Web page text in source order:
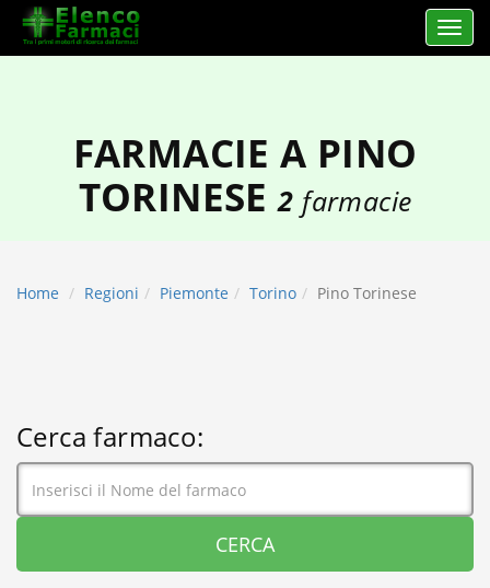
Apri
elencofarmaci.it
FARMACIE A PINO
TORINESE 2 farmacie
Home Regioni Piemonte Torino Pino Torinese
Cerca farmaco: